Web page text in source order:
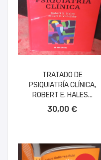
TRATADO DE
PSIQUIATRÍA CLÍNICA,
ROBERT E. HALES...
30,00 €